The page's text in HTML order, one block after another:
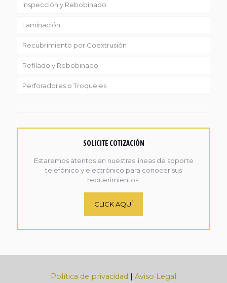
Inspección y Rebobinado
Laminación
Recubrimiento por Coextrusión
Refilado y Rebobinado
Perforadores o Troqueles
SOLICITE COTIZACIÓN
Estaremos atentos en nuestras líneas de soporte
telefónico y electrónico para conocer sus
requerimientos.
CLICK AQUÍ
Política de privacidad | Aviso Legal